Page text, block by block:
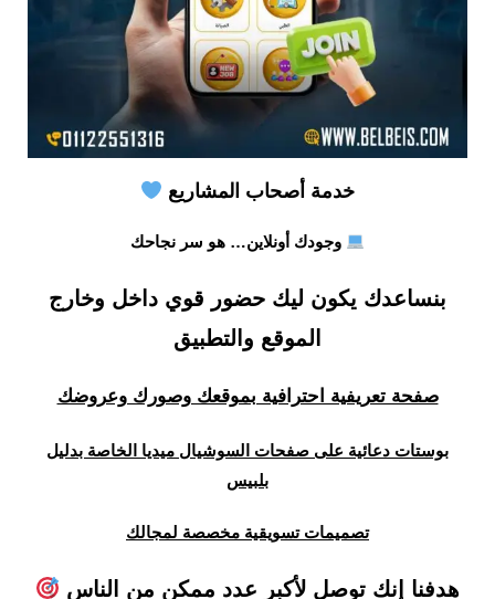
خدمة أصحاب المشاريع
وجودك أونلاين… هو سر نجاحك
بنساعدك يكون ليك حضور قوي داخل وخارج
الموقع والتطبيق
صفحة تعريفية احترافية بموقعك وصورك وعروضك
بوستات دعائية على صفحات السوشيال ميديا الخاصة بدليل
بلبيس
تصميمات تسويقية مخصصة لمجالك